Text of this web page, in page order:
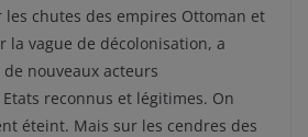
les chutes des empires Ottoman et
la vague de décolonisation, a
de nouveaux acteurs
reconnus et légitimes. On
éteint. Mais sur les cendres des